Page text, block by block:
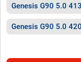
Genesis G90 5.0
Genesis G90 5.0